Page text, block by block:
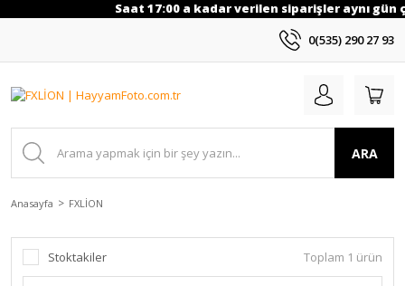
Saat 17:00 a kadar verilen siparişler aynı gün
0(535) 290 27 93
ARA
Anasayfa FXLİON
Stoktakiler Toplam 1 ürün